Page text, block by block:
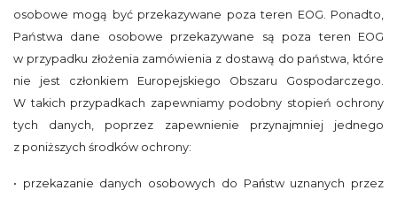
osobowe mogą być przekazywane poza teren EOG. Ponadto,
Państwa dane osobowe przekazywane są poza teren EOG
w przypadku złożenia zamówienia z dostawą do państwa, które
nie jest członkiem Europejskiego Obszaru Gospodarczego.
W takich przypadkach zapewniamy podobny stopień ochrony
tych danych, poprzez zapewnienie przynajmniej jednego
z poniższych środków ochrony:
• przekazanie danych osobowych do Państw uznanych przez